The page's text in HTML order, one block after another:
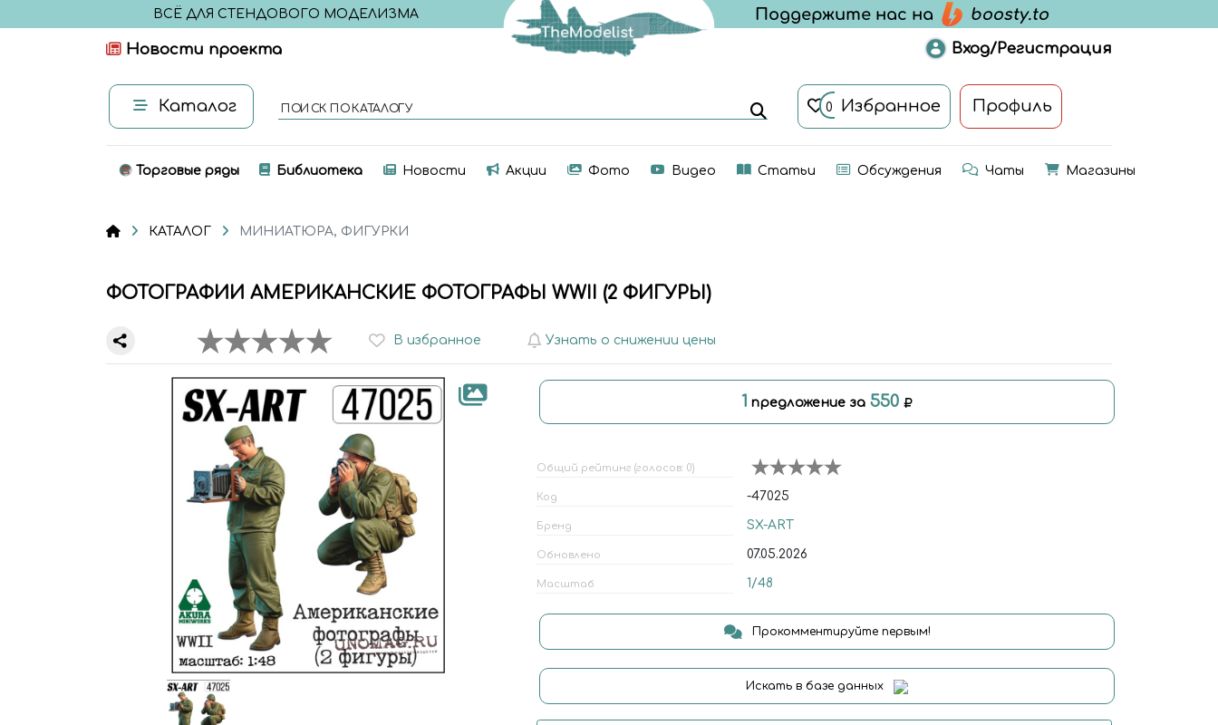
ВСЁ ДЛЯ СТЕНДОВОГО МОДЕЛИЗМА
Новости проекта Вход/Регистрация
Каталог ПОИСК ПО КАТАЛОГУ 0 Избранное Профиль
Торговые ряды Библиотека Новости Акции Фото Видео Статьи Обсуждения Чаты Магазины
КАТАЛОГ МИНИАТЮРА, ФИГУРКИ
ФОТОГРАФИИ АМЕРИКАНСКИЕ ФОТОГРАФЫ WWII (2 ФИГУРЫ)
В избранное Узнать о снижении цены
1 предложение за 550
Общий рейтинг (голосов: 0)
Код -47025
Бренд SX-ART
Обновлено 07.05.2026
Масштаб 1/48
Прокомментируйте первым!
Искать в базе данных